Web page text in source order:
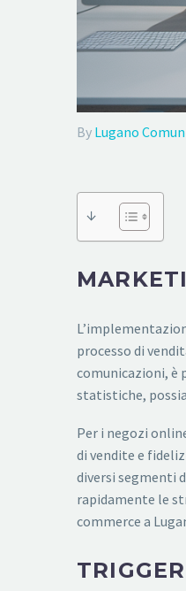
By Lugano
↓
processo di
comunicazioni, è
statistiche,
Per i negozi
di vendite e
diversi segmenti
rapidamente le
commerce a